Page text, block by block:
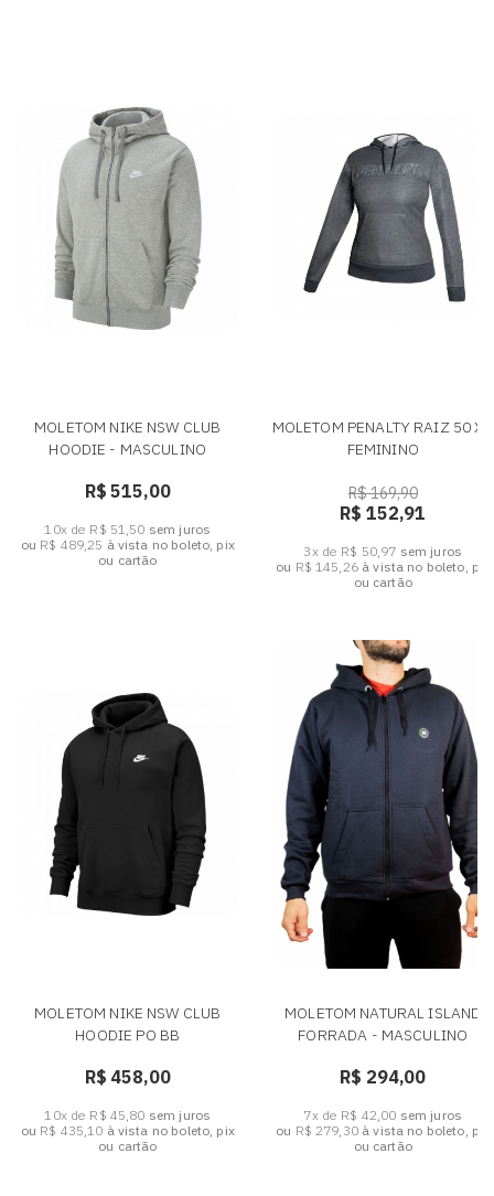
MOLETOM NIKE NSW CLUB
HOODIE - MASCULINO
R$ 515,00
10x de R$ 51,50 sem juros
ou R$ 489,25 à vista no boleto, pix
ou cartão
MOLETOM PENALTY RAIZ 50 X -
FEMININO
R$ 169,90
R$ 152,91
3x de R$ 50,97 sem juros
ou R$ 145,26à vista no boleto, pix
ou cartão
MOLETOM NIKE NSW CLUB
HOODIE PO BB
R$ 458,00
10x de R$ 45,80 sem juros
ou R$ 435,10 à vista no boleto, pix
ou cartão
MOLETOM NATURAL ISLAND
FORRADA - MASCULINO
R$ 294,00
7x de R$ 42,00 sem juros
ou R$ 279,30à vista no boleto, pix
ou cartão